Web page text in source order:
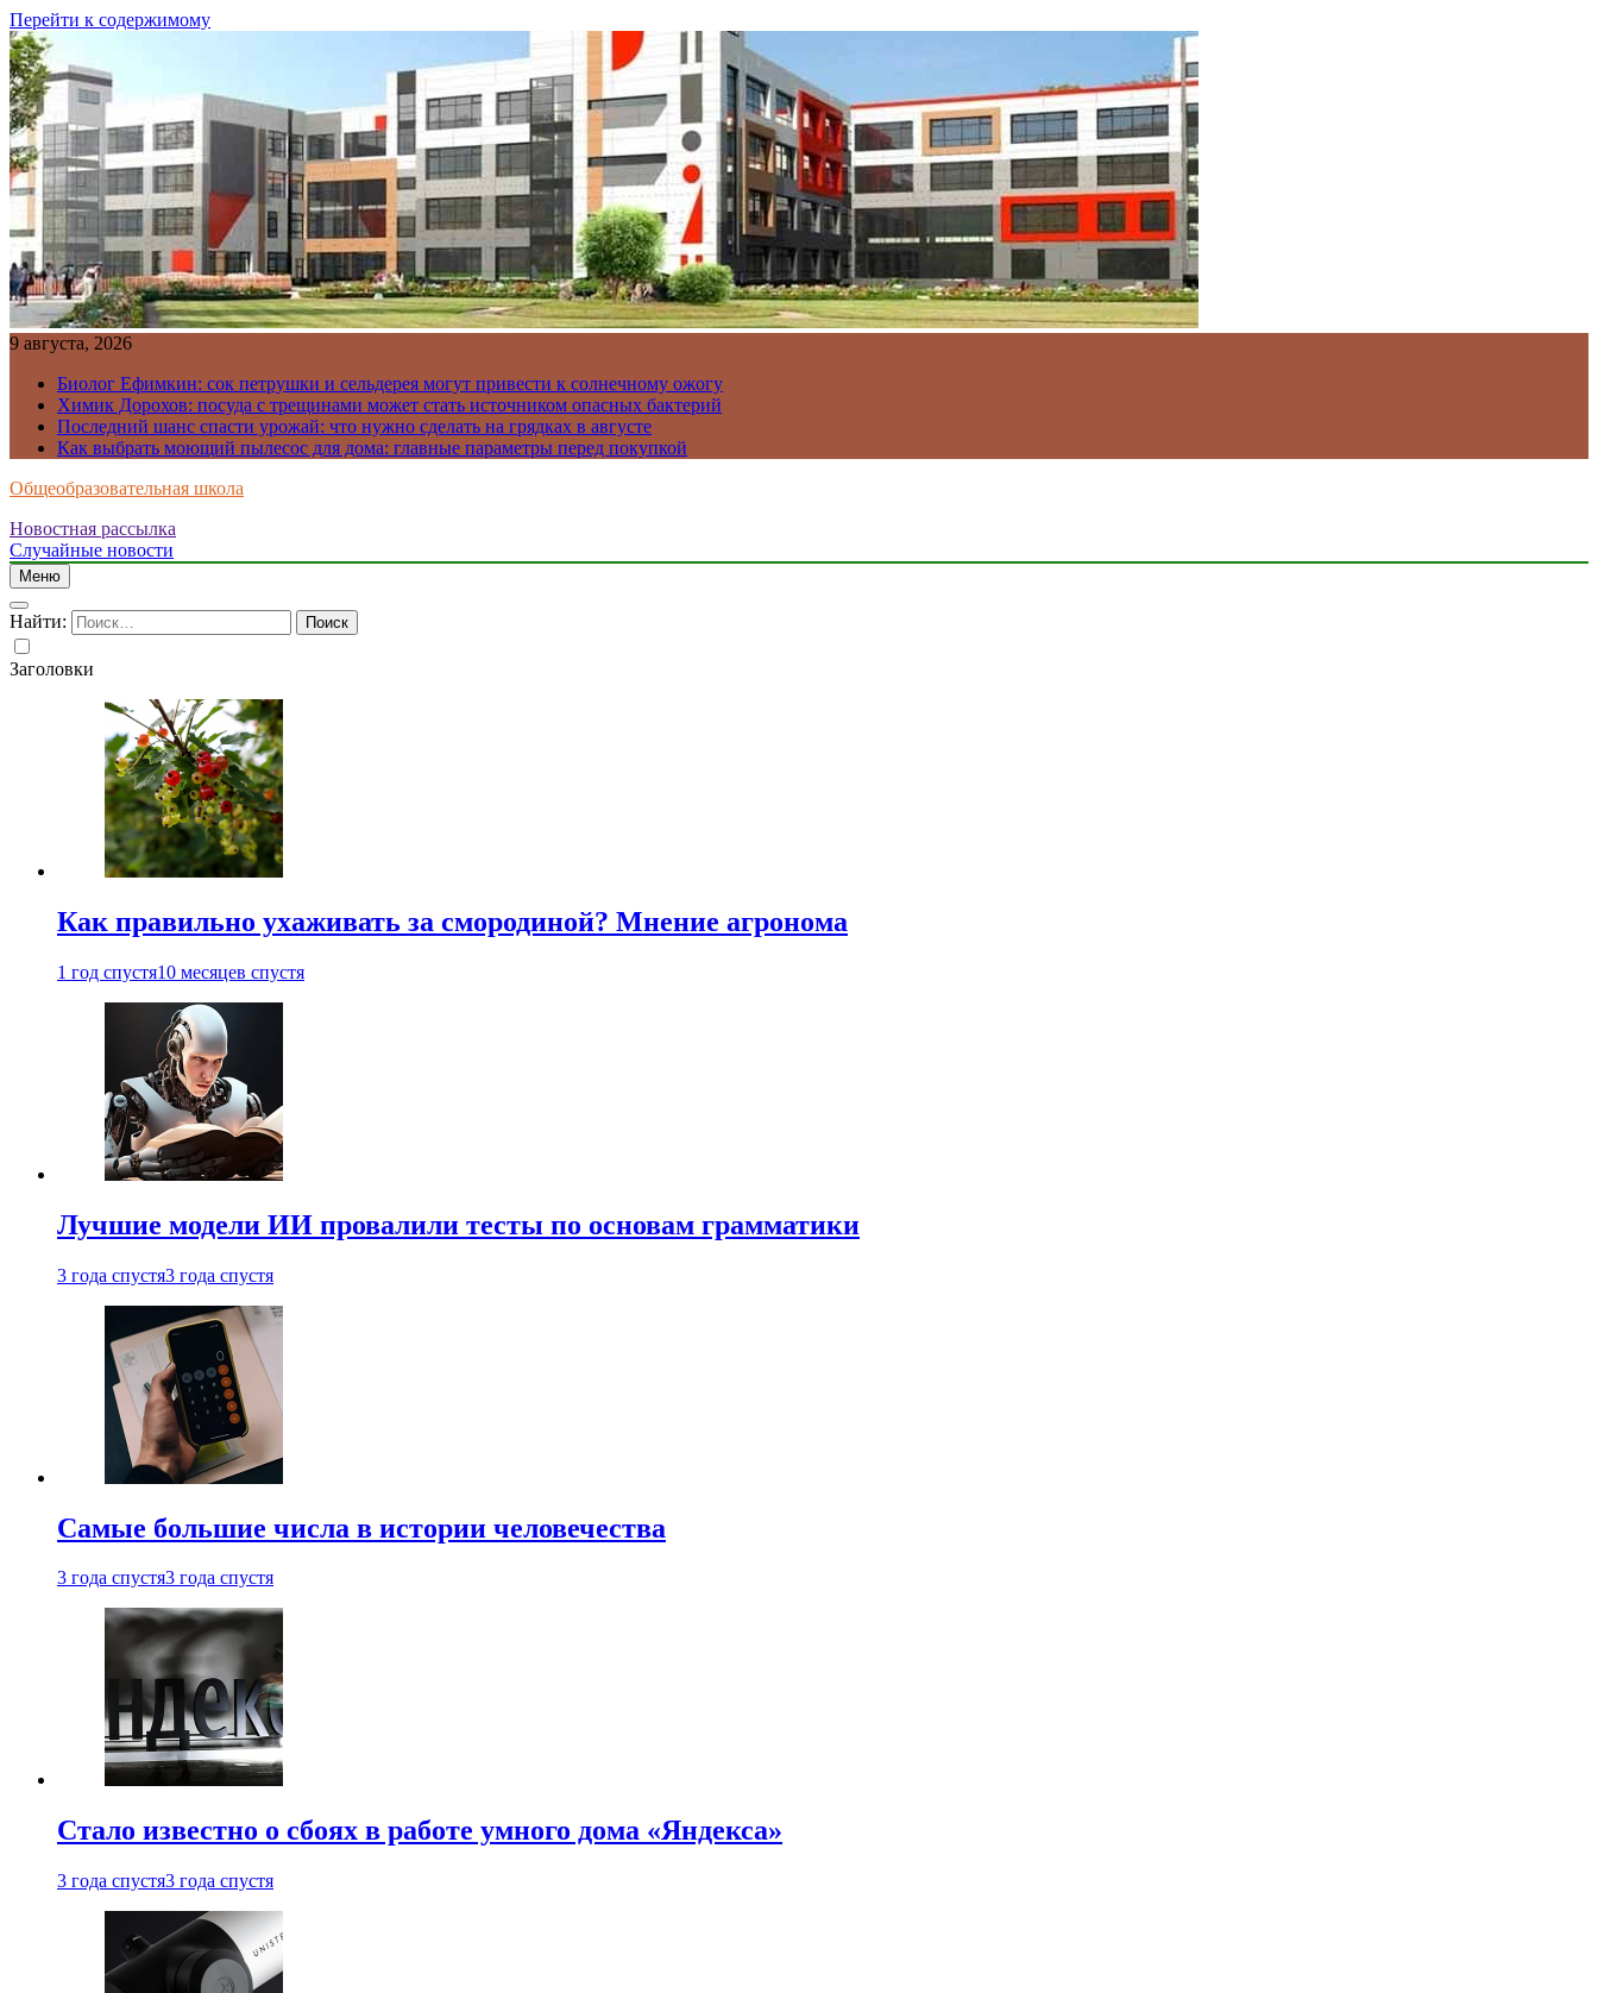
Перейти к содержимому
9 августа, 2026
Биолог Ефимкин: сок петрушки и сельдерея могут привести к солнечному ожогу
Химик Дорохов: посуда с трещинами может стать источником опасных бактерий
Последний шанс спасти урожай: что нужно сделать на грядках в августе
Как выбрать моющий пылесос для дома: главные параметры перед покупкой
Общеобразовательная школа
Новостная рассылка
Случайные новости
Меню
Найти:
Заголовки
Как правильно ухаживать за смородиной? Мнение агронома
1 год спустя10 месяцев спустя
Лучшие модели ИИ провалили тесты по основам грамматики
3 года спустя3 года спустя
Самые большие числа в истории человечества
3 года спустя3 года спустя
Стало известно о сбоях в работе умного дома «Яндекса»
3 года спустя3 года спустя